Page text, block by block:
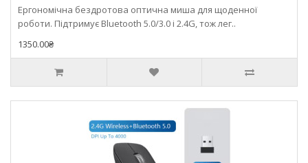
Ергономічна бездротова оптична миша для щоденної
роботи. Підтримує Bluetooth 5.0/3.0 і 2.4G, тож лег..
1350.00₴